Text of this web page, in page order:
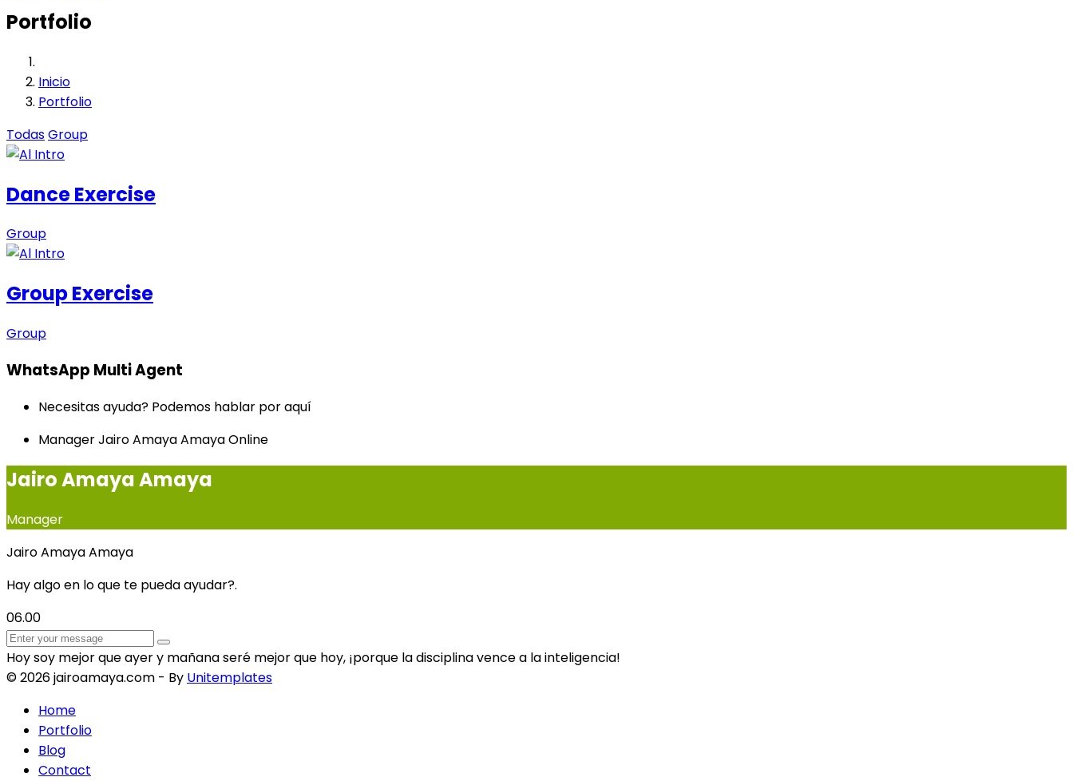
Portfolio
Inicio
Portfolio
TodasGroup
Dance Exercise
Group
Group Exercise
Group
WhatsApp Multi Agent
Necesitas ayuda? Podemos hablar por aquí
ManagerJairo Amaya AmayaOnline
Jairo Amaya Amaya
Manager
Jairo Amaya Amaya
Hay algo en lo que te pueda ayudar?.
06.00
Hoy soy mejor que ayer y mañana seré mejor que hoy, ¡porque la disciplina vence a la inteligencia!
© 2026 jairoamaya.com - By Unitemplates
Home
Portfolio
Blog
Contact